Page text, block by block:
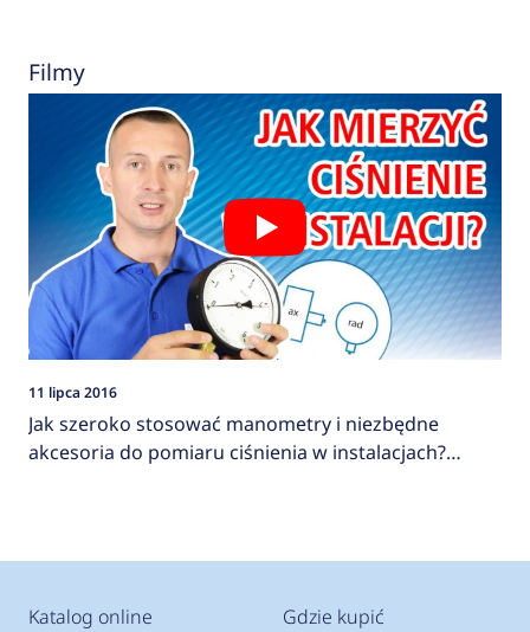
Filmy
11 lipca 2016
Jak szeroko stosować manometry i niezbędne
akcesoria do pomiaru ciśnienia w instalacjach?
Katalog online Gdzie kupić